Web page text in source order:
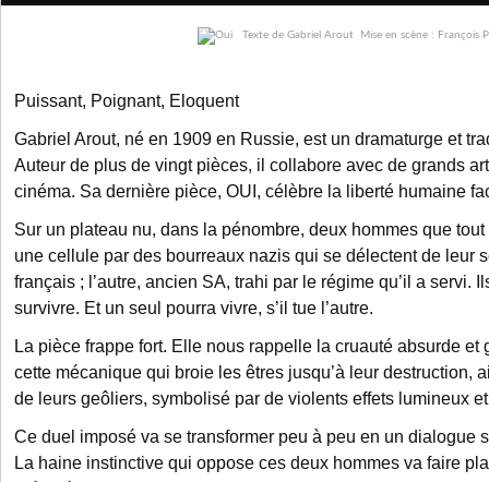
Puissant, Poignant, Eloquent
Gabriel Arout, né en 1909 en Russie, est un dramaturge et
Auteur de plus de vingt pièces, il collabore avec de grands
cinéma. Sa dernière pièce, OUI, célèbre la liberté humaine
Sur un plateau nu, dans la pénombre, deux hommes que
une cellule par des bourreaux nazis qui se délectent de leur
français ; l’autre, ancien SA, trahi par le régime qu’il a servi.
survivre. Et un seul pourra vivre, s’il tue l’autre.
La pièce frappe fort. Elle nous rappelle la cruauté absurde et
cette mécanique qui broie les êtres jusqu’à leur destruction,
de leurs geôliers, symbolisé par de violents effets lumineux
Ce duel imposé va se transformer peu à peu en un dialogue
La haine instinctive qui oppose ces deux hommes va faire